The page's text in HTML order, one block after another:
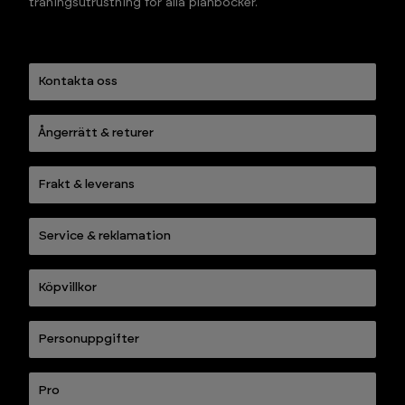
träningsutrustning för alla plånböcker.
Kontakta oss
Ångerrätt & returer
Frakt & leverans
Service & reklamation
Köpvillkor
Personuppgifter
Pro